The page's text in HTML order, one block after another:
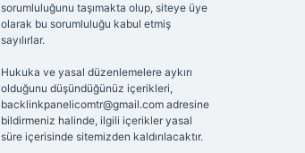
sorumluluğunu taşımakta olup, siteye üye
olarak bu sorumluluğu kabul etmiş
sayılırlar.
Hukuka ve yasal düzenlemelere aykırı
olduğunu düşündüğünüz içerikleri,
backlinkpanelicomtr@gmail.comadresine
bildirmeniz halinde, ilgili içerikler yasal
süre içerisinde sitemizden kaldırılacaktır.